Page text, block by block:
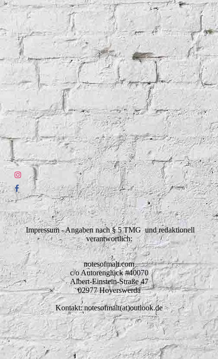
Impressum - Angaben nach § 5 TMG und redaktionell
verantwortlich:
notesofmalt.com
c/o Autorenglück #40070
Albert-Einstein-Straße 47
02977 Hoyerswerda
Kontakt: notesofmalt(at)outlook.de